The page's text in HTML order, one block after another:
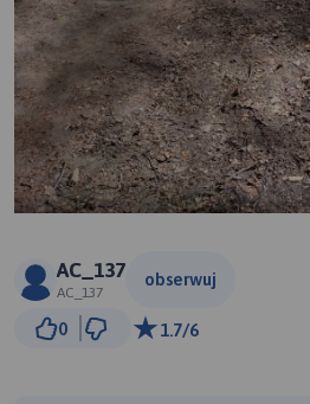
AC_137
AC_137
obserwuj
0 1.7/6